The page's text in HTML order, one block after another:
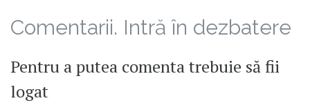
Comentarii. Intră în dezbatere
Pentru a putea comenta trebuie să fii
logat